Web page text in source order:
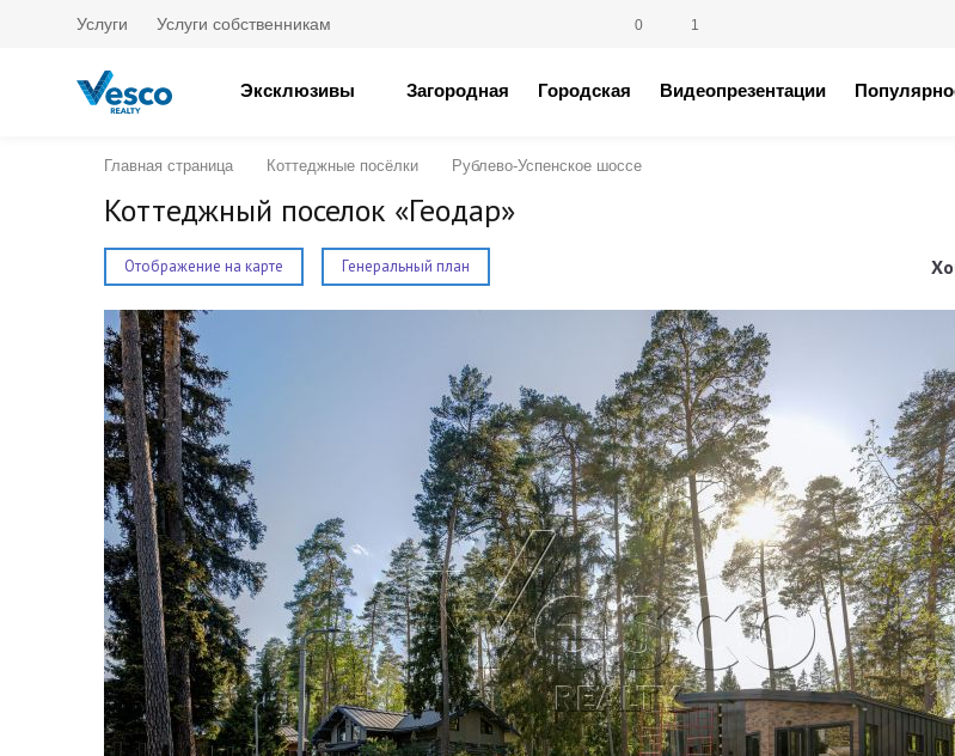
Услуги Услуги собственникам 0 1
Эксклюзивы Загородная Городская Видеопрезентации
Главная страница Коттеджные посёлки Рублево-Успенское шоссе
Коттеджный поселок «Геодар»
Отображение на карте Генеральный план